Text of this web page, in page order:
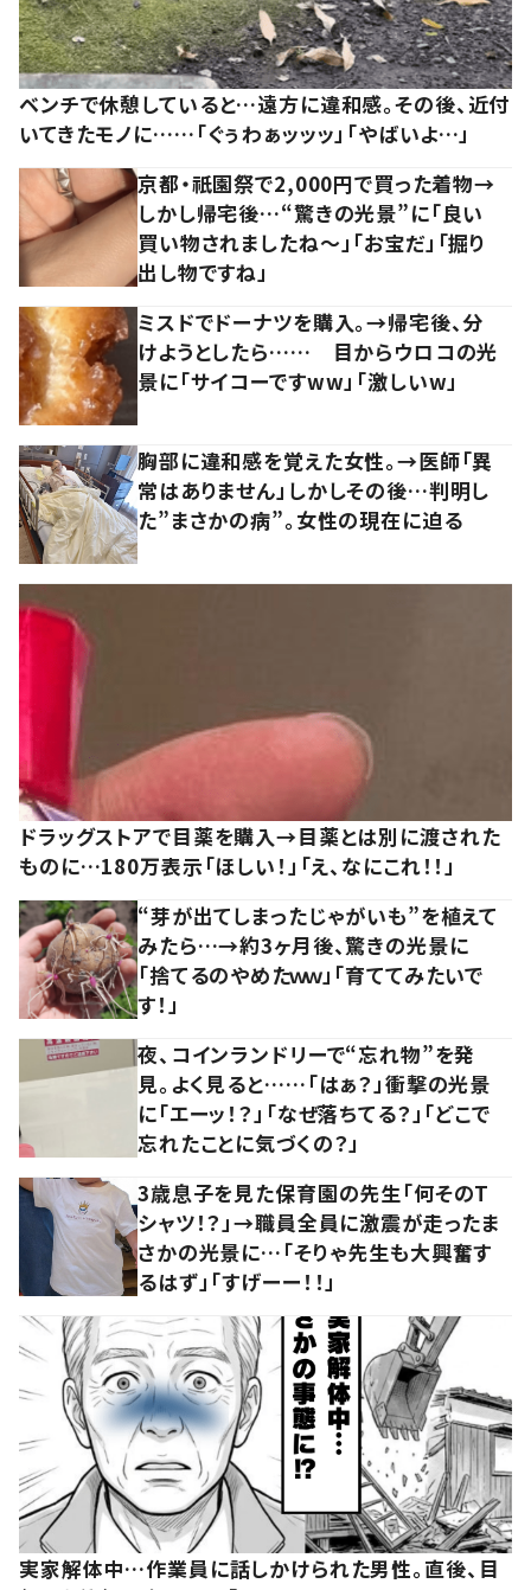
ベンチで休憩していると…遠方に違和感。その後、近付
いてきたモノに……「ぐぅわぁッッッ」「やばいよ…」
京都・祇園祭で2,000円で買った着物→
しかし帰宅後…“驚きの光景”に「良い
買い物されましたね～」「お宝だ」「掘り
出し物ですね」
ミスドでドーナツを購入。→帰宅後、分
けようとしたら…… 目からウロコの光
景に「サイコーですww」「激しいw」
胸部に違和感を覚えた女性。→医師「異
常はありません」しかしその後…判明し
た”まさかの病”。女性の現在に迫る
ドラッグストアで目薬を購入→目薬とは別に渡された
ものに…180万表示「ほしい！」「え、なにこれ！！」
“芽が出てしまったじゃがいも”を植えて
みたら…→約3ヶ月後、驚きの光景に
「捨てるのやめたｗｗ」「育ててみたいで
す！」
夜、コインランドリーで“忘れ物”を発
見。よく見ると……「はぁ？」衝撃の光景
に「エーッ！？」「なぜ落ちてる？」「どこで
忘れたことに気づくの？」
3歳息子を見た保育園の先生「何そのT
シャツ！？」→職員全員に激震が走ったま
さかの光景に…「そりゃ先生も大興奮す
るはず」「すげーー！！」
実家解体中…作業員に話しかけられた男性。直後、目